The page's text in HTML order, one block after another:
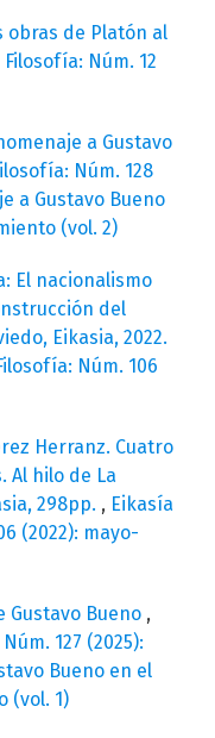
obras de Platón al
Núm. 12
a Gustavo
Núm. 128
a Gustavo Bueno
(vol. 2)
El nacionalismo
del
Eikasia, 2022.
Núm. 106
Herranz. Cuatro
Al hilo de La
298pp. , Eikasía
(2022): mayo-
Gustavo Bueno ,
127 (2025):
Bueno en el
(vol. 1)